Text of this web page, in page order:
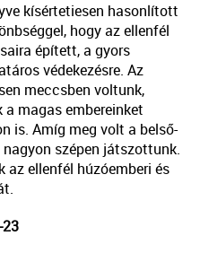
kísértetiesen hasonlított
hogy az ellenfél
épített, a gyors
védekezésre. Az
meccsben voltunk,
magas embereinket
is. Amíg meg volt a belső-
szépen játszottunk.
az ellenfél húzóemberi és